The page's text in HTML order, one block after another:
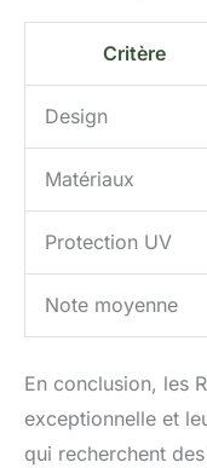
Critère
Design
Matériaux
Protection UV
Note moyenne
En conclusion, les
exceptionnelle et
qui recherchent